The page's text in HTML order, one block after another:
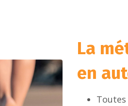
La
en